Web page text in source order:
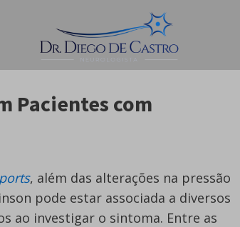
tontura, mas ter pensamentos
Pacientes com
, além das alterações na pressão
pode estar associada a diversos
ao investigar o sintoma. Entre as